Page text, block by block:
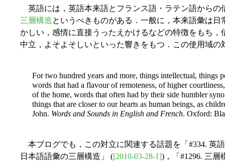
英語には，英語本来語とフランス語・ラテン語からの
三層構造というべきものがある．一般に，本来語彙は
かしい，感情に直接うったえかけるなどの特徴をもち
中立，よそよそしいといった響きをもつ．この使用域
For two hundred years and more, things intellectual, things
words that had a flavour of remoteness, of higher
of the home, words that often had by their side humbler
things that are closer to our hearts as human beings, as
John. Words and Sounds in English and French. Oxford:
本ブログでも，この対立に関連する話題を「#334. 英
日本語語彙の三層構造」 ([2010-03-28-1])，「#1296. 三層